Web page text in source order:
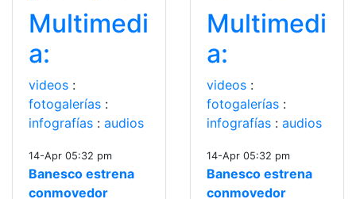
Multimedi
a:
videos :
fotogalerías :
infografías : audios
14-Apr 05:32 pm
Banesco estrena
conmovedor
Multimedi
a:
videos :
fotogalerías :
infografías : audios
14-Apr 05:32 pm
Banesco estrena
conmovedor